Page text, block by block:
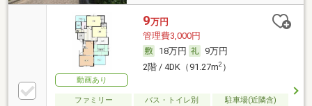
動画あり
9万円
管理費3,000円
18万円
9万円
2階 / 4DK（91.27m2）
ファミリー バス・トイレ別
駐車場(近隣含)